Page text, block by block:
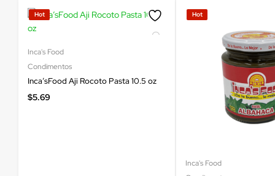
Hot
Inca's Food
Condimentos
Inca’sFood Aji Rocoto Pasta 10.5 oz
$5.69
Hot
Inca's Food